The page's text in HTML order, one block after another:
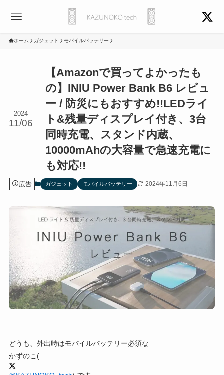
ホーム ガジェット モバイルバッテリー
【Amazonで買ってよかったも
の】INIU Power Bank B6 レビュ
ー / 防災にもおすすめ!!LEDライ
ト&残量ディスプレイ付き、3台
同時充電、スタンド内蔵、
10000mAhの大容量で急速充電に
も対応!!
2024
11/06
広告 ガジェット モバイルバッテリー 2024年11月6日
どうも、外出時はモバイルバッテリー必須な
かずのこ(